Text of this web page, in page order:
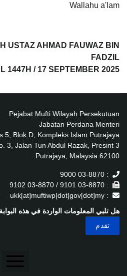
Wallahu a'lam
USTAZ AHMAD FAUWAZ BIN
FADZIL
1447H / 17 SEPTEMBER 2025
Pejabat Mufti Wilayah Persekutuan
Jabatan Perdana Menteri
5, Blok D, Kompleks Islam Putrajaya
3, Jalan Tun Abdul Razak, Presint 3
62100 Putrajaya, Malaysia.
: 03-8870 9000
: 03-8870 9101 / 03-8870 9102
: ukk[at]muftiwp[dot]gov[dot]my
هل تلبي المعلومات الواردة في هذه